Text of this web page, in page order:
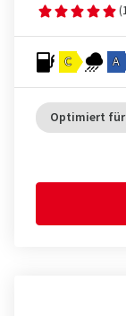
C A
Optimiert für